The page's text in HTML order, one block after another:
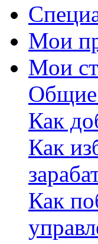
Мои
Мои
Общие
Как
Как
Как